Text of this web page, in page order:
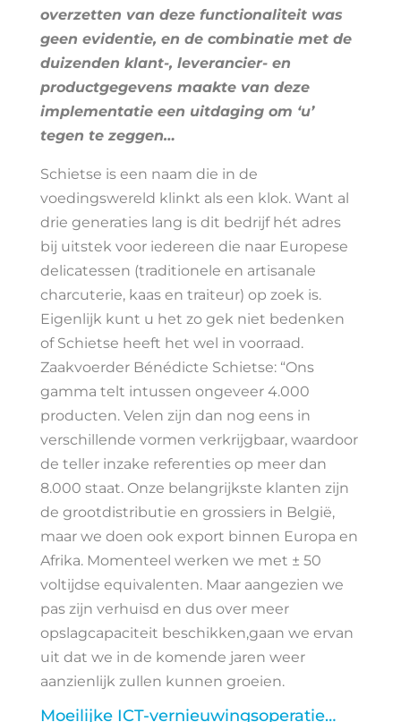
overzetten van deze functionaliteit was
geen evidentie, en de combinatie met de
duizenden klant-, leverancier- en
productgegevens maakte van deze
implementatie een uitdaging om ‘u’
tegen te zeggen…
Schietse is een naam die in de
voedingswereld klinkt als een klok. Want al
drie generaties lang is dit bedrijf hét adres
bij uitstek voor iedereen die naar Europese
delicatessen (traditionele en artisanale
charcuterie, kaas en traiteur) op zoek is.
Eigenlijk kunt u het zo gek niet bedenken
of Schietse heeft het wel in voorraad.
Zaakvoerder Bénédicte Schietse: “Ons
gamma telt intussen ongeveer 4.000
producten. Velen zijn dan nog eens in
verschillende vormen verkrijgbaar, waardoor
de teller inzake referenties op meer dan
8.000 staat. Onze belangrijkste klanten zijn
de grootdistributie en grossiers in België,
maar we doen ook export binnen Europa en
Afrika. Momenteel werken we met ± 50
voltijdse equivalenten. Maar aangezien we
pas zijn verhuisd en dus over meer
opslagcapaciteit beschikken,gaan we ervan
uit dat we in de komende jaren weer
aanzienlijk zullen kunnen groeien.
Moeilijke ICT-vernieuwingsoperatie…